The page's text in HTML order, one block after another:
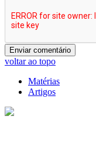
voltar ao topo
Matérias
Artigos